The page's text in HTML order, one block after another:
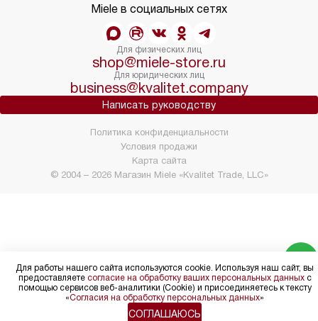
Miele в социальных сетях
Для физических лиц
shop@miele-store.ru
Для юридических лиц
business@kvalitet.company
Написать руководству
© 2004 – 2026 Магазин Miele «Kvalitet Trade, LLC»
Политика конфиденциальности
Условия продажи
Карта сайта
Для работы нашего сайта используются cookie. Используя наш сайт, вы
предоставляете согласие на обработку ваших персональных данныхс
помощью сервисов веб-аналитики (Cookie) и присоединяетесь к тексту
«Согласия на обработку персональных данных»
СОГЛАШАЮСЬ